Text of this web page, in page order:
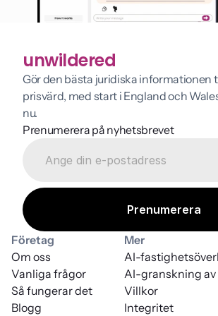
unwildered
Gör den bästa juridiska informationen
prisvärd, med start i England och
nu.
Prenumerera på nyhetsbrevet
Företag
Om oss
Vanliga frågor
Så fungerar det
Blogg
Mer
Villkor
AI-granskning av
Integritet
AI-